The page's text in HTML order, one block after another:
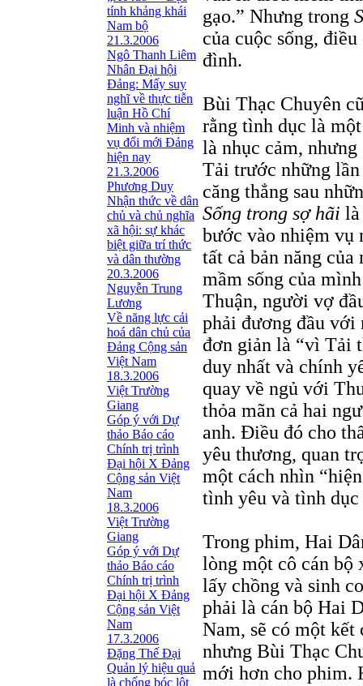
tính khảng khái
Nam bộ
21.3.2006
Ngô Thanh Liêm
Nhân Đại hội
Đảng: Mấy suy
nghĩ về thực tiễn
luận Hồ Chí
Minh và nhiệm
vụ đổi mới Đảng
hiện nay
21.3.2006
Phương Duy
Nhận thức về dân
chủ và chủ nghĩa
xã hội: sự khác
biệt giữa trí thức
và dân thường
20.3.2006
Nguyễn Trung
Lương
Về năng lực cải
hoá dân chủ của
Đảng Cộng sản
Việt Nam
18.3.2006
Việt Trường
Giang
Góp ý với Dự
thảo Báo cáo
Chính trị trình
Đại hội X Đảng
Cộng sản Việt
Nam
18.3.2006
Việt Trường
Giang
Góp ý với Dự
thảo Báo cáo
Chính trị trình
Đại hội X Đảng
Cộng sản Việt
Nam
17.3.2006
Đặng Thế Đại
Quản lý hiệu quả
là chống bóc lột
gạo.” Nhưng trong
của cuộc sống,
đình.
Bùi Thạc Chuyên
rằng tình dục là
là nhục cảm,
Tải trước những
căng thẳng sau
Sống trong sợ hãi là
bước vào nhiệm vụ
tất cả bản năng
mầm sống của
Thuận, người vợ
phải đương đầu với
đơn giản là “vì Tải
duy nhất và chính
quay về ngủ với
thỏa mãn cả hai
anh. Điều đó cho
yêu thương, quan
một cách nhìn
tình yêu và tình
Trong phim, Hai
lòng một cô cán bộ
lấy chồng và sinh
phải là cán bộ Hai
Nam, sẽ có một kết
nhưng Bùi Thạc
mới hơn cho phim.